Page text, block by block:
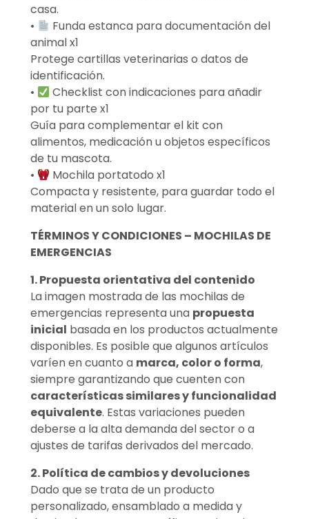
casa.
•
Funda estanca para documentación del
animal x1
Protege cartillas veterinarias o datos de
identificación.
•
Checklist con indicaciones para añadir
por tu parte x1
Guía para complementar el kit con
alimentos, medicación u objetos específicos
de tu mascota.
•
Mochila portatodo x1
Compacta y resistente, para guardar todo el
material en un solo lugar.
TÉRMINOS Y CONDICIONES – MOCHILAS DE
EMERGENCIAS
1. Propuesta orientativa del contenido
La imagen mostrada de las mochilas de
emergencias representa una propuesta
inicial basada en los productos actualmente
disponibles. Es posible que algunos artículos
varíen en cuanto a marca, color o forma,
siempre garantizando que cuenten con
características similares y funcionalidad
equivalente. Estas variaciones pueden
deberse a la alta demanda del sector o a
ajustes de tarifas derivados del mercado.
2. Política de cambios y devoluciones
Dado que se trata de un producto
personalizado, ensamblado a medida y